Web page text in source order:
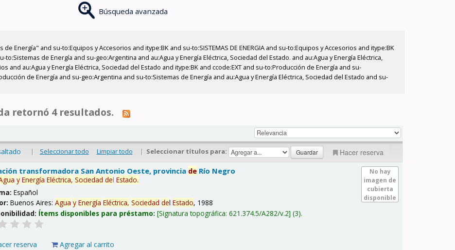
Búsqueda avanzada
Energía" and su-to:Equipos y Accesorios and itype:BK and su-to:SISTEMAS DE ENERGIA and su-to:Equipos y Accesorios and itype:BK
de Energía and su-geo:Argentina and au:Agua y Energía Eléctrica, Sociedad del Estado. and au:Agua y Energía Eléctrica,
and au:Agua y Energía Eléctrica, Sociedad del Estado and itype:BK and ccode:EXT and su-to:Producción de Energía and su-
de Energía and su-geo:Argentina and su-to:Sistemas de Energía and au:Agua y Energía Eléctrica, Sociedad del Estado and su-
retornó 4 resultados.
| Seleccionar todo Limpiar todo | Seleccionar títulos para: Hacer reserva
No hay
imagen de
cubierta
disponible
transformadora San Antonio Oeste, provincia de Río Negro
y Energía Eléctrica, Sociedad delEstado.
Español
Buenos Aires:Agua y Energía Eléctrica, Sociedad delEstado, 1988
Ítems disponibles para préstamo: Signatura topográfica:621.374.5/A282/v.2 (3).
reserva Agregar al carrito